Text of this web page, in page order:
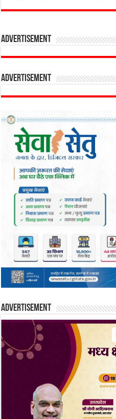
Advertisement
Advertisement
Advertisement